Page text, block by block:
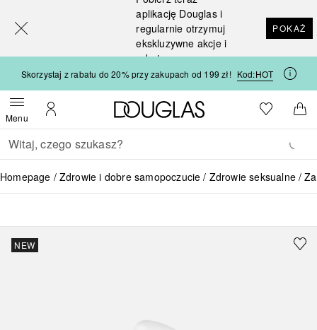
aplikację Douglas i
regularnie otrzymuj
ekskluzywne akcje i
rabaty
POKAŻ
Skorzystaj z rabatu do 20% przy zakupach od 199 zł! Kod:HOT
MenuOtwórz menuMoje konto
Strona główna Douglas
Do listyDo
Wracać
Wykonaj wyszukiwanie
Homepage Zdrowie i dobre samopoczucie Zdrowie seksualne
NEW
[navigation.slideout.screenreader]